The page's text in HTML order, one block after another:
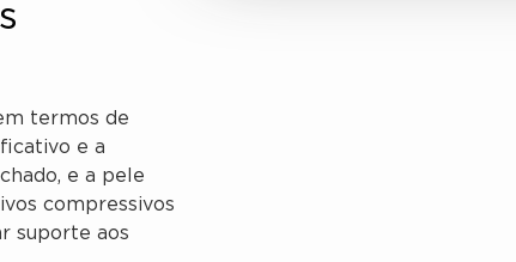
termos de
e a
e a pele
compressivos
suporte aos